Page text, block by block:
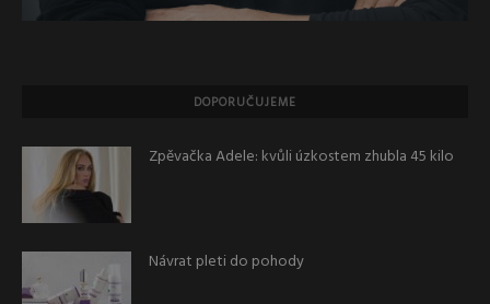
DOPORUČUJEME
Zpěvačka Adele: kvůli úzkostem zhubla 45 kilo
Návrat pleti do pohody